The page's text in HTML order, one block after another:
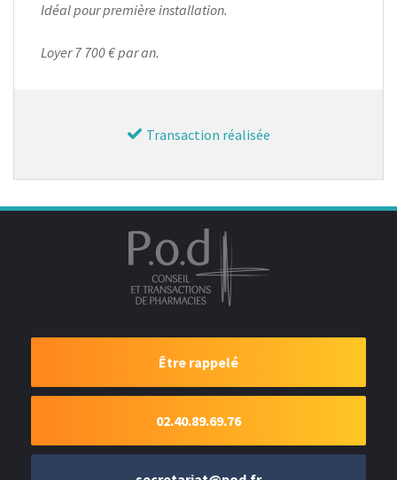
Idéal pour première installation.
Loyer 7 700 € par an.
Transaction réalisée
Être rappelé
02.40.89.69.76